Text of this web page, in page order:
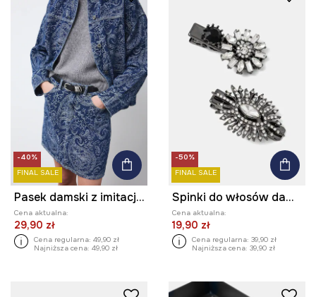
-40%
FINAL SALE
Pasek damski z imitacji skóry
Cena aktualna:
29,90 zł
Cena regularna: 49,90 zł
Najniższa cena: 49,90 zł
-50%
FINAL SALE
Spinki do włosów damskie z kryształkami (2-pack)
Cena aktualna:
19,90 zł
Cena regularna: 39,90 zł
Najniższa cena: 39,90 zł